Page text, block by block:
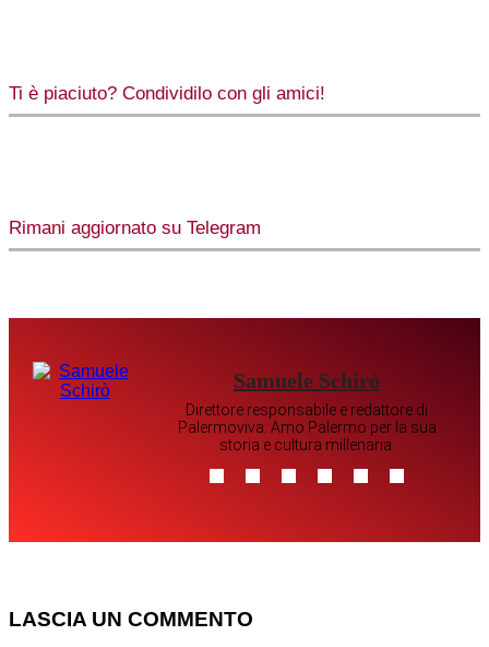
Ti è piaciuto? Condividilo con gli amici!
Rimani aggiornato su Telegram
Samuele Schirò
Direttore responsabile e redattore di
Palermoviva. Amo Palermo per la sua
storia e cultura millenaria.
LASCIA UN COMMENTO